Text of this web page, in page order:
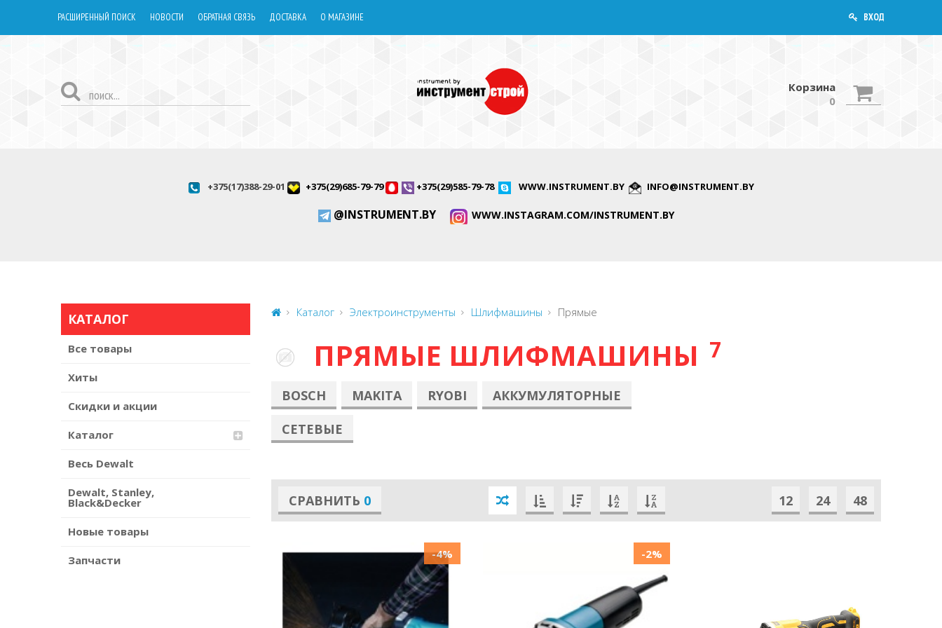
РАСШИРЕННЫЙ ПОИСК НОВОСТИ ОБРАТНАЯ СВЯЗЬ ДОСТАВКА О МАГАЗИНЕ ВХОД
Корзина
0
+375(17)388-29-01 +375(29)685-79-79 +375(29)585-79-78 WWW.INSTRUMENT.BY INFO@INSTRUMENT.BY
@INSTRUMENT.BY WWW.INSTAGRAM.COM/INSTRUMENT.BY
КАТАЛОГ
Все товары
Хиты
Скидки и акции
Каталог
Весь Dewalt
Dewalt, Stanley,
Black&Decker
Новые товары
Запчасти
Каталог Электроинструменты Шлифмашины Прямые
ПРЯМЫЕ ШЛИФМАШИНЫ 7
BOSCH MAKITA RYOBI
АККУМУЛЯТОРНЫЕ
СЕТЕВЫЕ
СРАВНИТЬ 0 12 24 48
-4% -2%